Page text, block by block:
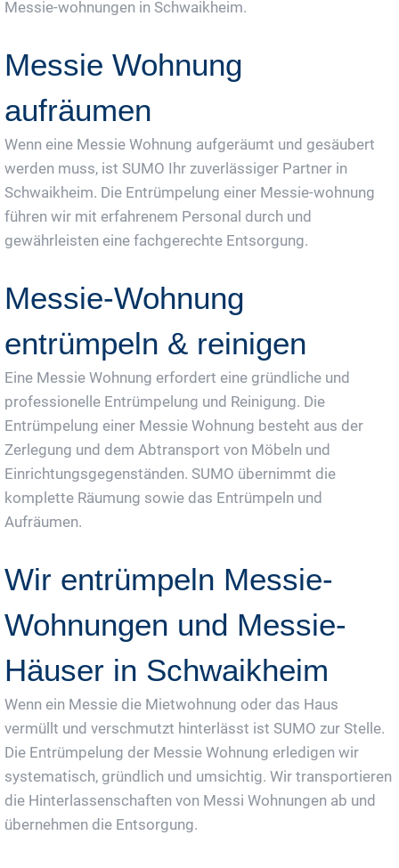
Messie-wohnungen in Schwaikheim.
Messie Wohnung
aufräumen
Wenn eine Messie Wohnung aufgeräumt und gesäubert
werden muss, ist SUMO Ihr zuverlässiger Partner in
Schwaikheim. Die Entrümpelung einer Messie-wohnung
führen wir mit erfahrenem Personal durch und
gewährleisten eine fachgerechte Entsorgung.
Messie-Wohnung
entrümpeln & reinigen
Eine Messie Wohnung erfordert eine gründliche und
professionelle Entrümpelung und Reinigung. Die
Entrümpelung einer Messie Wohnung besteht aus der
Zerlegung und dem Abtransport von Möbeln und
Einrichtungsgegenständen. SUMO übernimmt die
komplette Räumung sowie das Entrümpeln und
Aufräumen.
Wir entrümpeln Messie-
Wohnungen und Messie-
Häuser in Schwaikheim
Wenn ein Messie die Mietwohnung oder das Haus
vermüllt und verschmutzt hinterlässt ist SUMO zur Stelle.
Die Entrümpelung der Messie Wohnung erledigen wir
systematisch, gründlich und umsichtig. Wir transportieren
die Hinterlassenschaften von Messi Wohnungen ab und
übernehmen die Entsorgung.